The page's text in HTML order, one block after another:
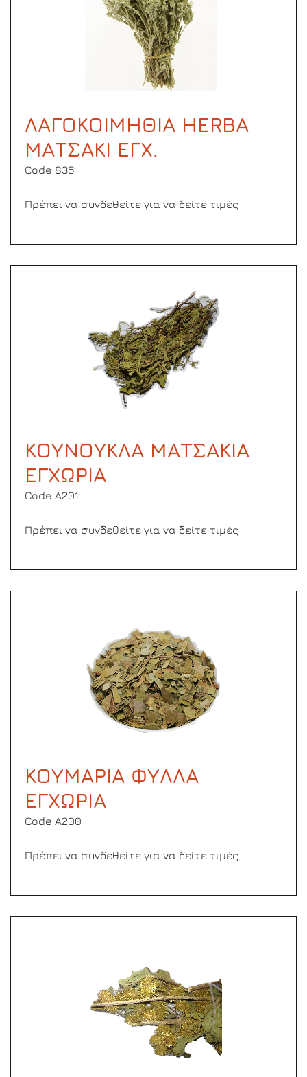
ΛΑΓΟΚΟΙΜΗΘΙΑ ΗERBA
MΑΤΣΑΚΙ ΕΓΧ.
Code 835
Πρέπει να συνδεθείτε για να δείτε τιμές
ΚΟΥΝΟΥΚΛΑ ΜΑΤΣΑΚΙΑ
ΕΓΧΩΡΙΑ
Code Α201
Πρέπει να συνδεθείτε για να δείτε τιμές
ΚΟΥΜΑΡΙΑ ΦΥΛΛΑ
ΕΓΧΩΡΙΑ
Code Α200
Πρέπει να συνδεθείτε για να δείτε τιμές